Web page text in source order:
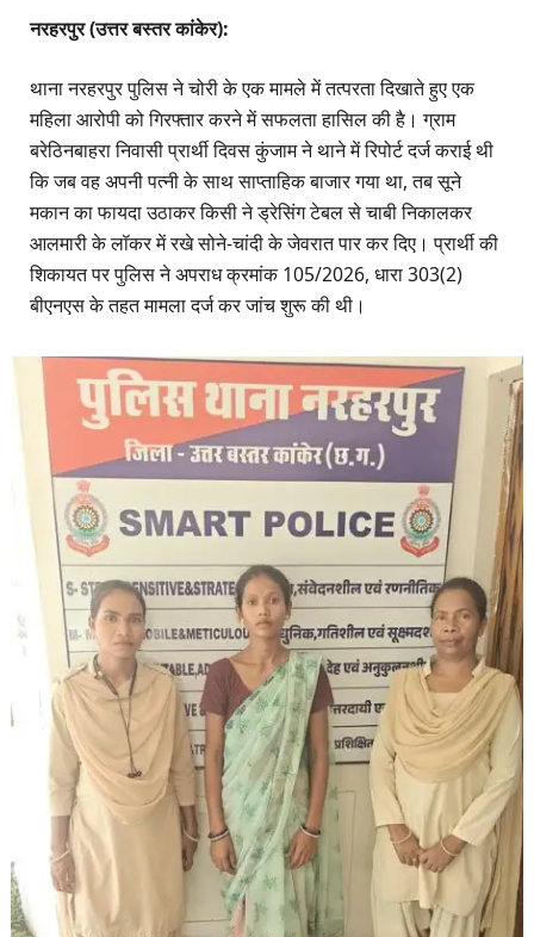
​नरहरपुर (उत्तर बस्तर कांकेर):
थाना नरहरपुर पुलिस ने चोरी के एक मामले में तत्परता दिखाते हुए एक
महिला आरोपी को गिरफ्तार करने में सफलता हासिल की है। ग्राम
बरेठिनबाहरा निवासी प्रार्थी दिवस कुंजाम ने थाने में रिपोर्ट दर्ज कराई थी
कि जब वह अपनी पत्नी के साथ साप्ताहिक बाजार गया था, तब सूने
मकान का फायदा उठाकर किसी ने ड्रेसिंग टेबल से चाबी निकालकर
आलमारी के लॉकर में रखे सोने-चांदी के जेवरात पार कर दिए। प्रार्थी की
शिकायत पर पुलिस ने अपराध क्रमांक 105/2026, धारा 303(2)
बीएनएस के तहत मामला दर्ज कर जांच शुरू की थी।